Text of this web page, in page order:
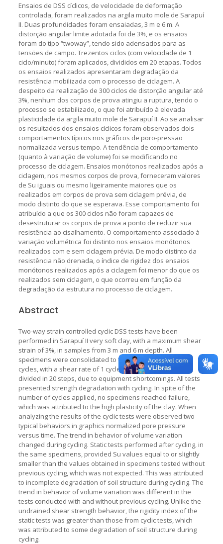
Ensaios de DSS cíclicos, de velocidade de deformação
controlada, foram realizados na argila muito mole de Sarapuí
II. Duas profundidades foram ensaiadas, 3 m e 6 m. A
distorção angular limite adotada foi de 3%, e os ensaios
foram do tipo “twoway”, tendo sido adensados para as
tensões de campo. Trezentos ciclos (com velocidade de 1
ciclo/minuto) foram aplicados, divididos em 20 etapas. Todos
os ensaios realizados apresentaram degradação da
resistência mobilizada com o processo de ciclagem. A
despeito da realização de 300 ciclos de distorção angular até
3%, nenhum dos corpos de prova atingiu a ruptura, tendo o
processo se estabilizado, o que foi atribuído à elevada
plasticidade da argila muito mole de Sarapuí II. Ao se analisar
os resultados dos ensaios cíclicos foram observados dois
comportamentos típicos nos gráficos de poro-pressão
normalizada versus tempo. A tendência de comportamento
(quanto à variação de volume) foi se modificando no
processo de ciclagem. Ensaios monótonos realizados após a
ciclagem, nos mesmos corpos de prova, forneceram valores
de Su iguais ou mesmo ligeiramente maiores que os
realizados em corpos de prova sem ciclagem prévia, de
modo distinto do que se esperava. Esse comportamento foi
atribuído a que os 300 ciclos não foram capazes de
desestruturar os corpos de prova a ponto de reduzir sua
resistência ao cisalhamento. O comportamento associado à
variação volumétrica foi distinto nos ensaios monótonos
realizados com e sem ciclagem prévia. De modo distinto da
resistência não drenada, o índice de rigidez dos ensaios
monótonos realizados após a ciclagem foi menor do que os
realizados sem ciclagem, o que ocorreu em função da
degradação da estrutura no processo de ciclagem.
Abstract
Two-way strain controlled cyclic DSS tests have been
performed in Sarapuí II very soft clay, with a maximum shear
strain of 3%, in samples from 3 m and 6 m depth. All
specimens were consolidated to the in-situ stresses. 300
cycles, with a shear rate of 1 cycle/minute, were applied,
divided in 20 steps, due to equipment shortcomings. All tests
presented strength degradation with cycling. In spite of the
number of cycles applied, no specimens reached failure,
which was attributed to the high plasticity of the clay. When
analyzing the results of the cyclic tests were observed two
typical behaviors in graphics normalized pore pressure
versus time. The trend in behavior of volume variation
changed during cycling. Static tests performed after cycling, in
the same specimens, provided Su values equal to or slightly
smaller than the values obtained in specimens tested without
previous cycling, which was not expected. This was attributed
to incomplete degradation of soil structure during cycling. The
trend in behavior of volume variation was different in the
tests conducted with and without previous cycling. Unlike the
undrained shear strength behavior, the rigidity index of the
static tests was greater than those from cyclic tests, which
was attributed to some degradation of soil structure during
cycling.